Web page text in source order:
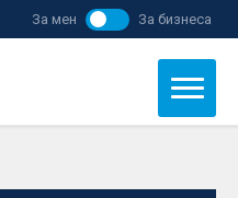
За мен За бизнеса